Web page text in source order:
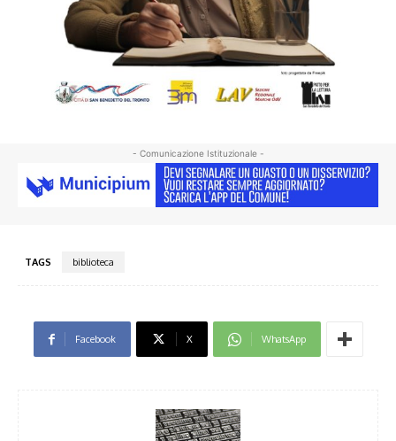
- Comunicazione Istituzionale -
TAGS biblioteca
Facebook X WhatsApp